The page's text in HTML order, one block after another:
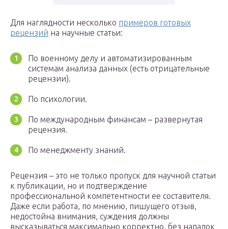
Для наглядности несколько примеров готовых
рецензий на научные статьи:
По военному делу и автоматизированным
системам анализа данных (есть отрицательные
рецензии).
По психологии.
По международным финансам – развернутая
рецензия.
По менеджменту знаний.
Рецензия – это не только пропуск для научной статьи
к публикации, но и подтверждение
профессиональной компетентности ее составителя.
Даже если работа, по мнению, пишущего отзыв,
недостойна внимания, суждения должны
высказываться максимально корректно, без нападок